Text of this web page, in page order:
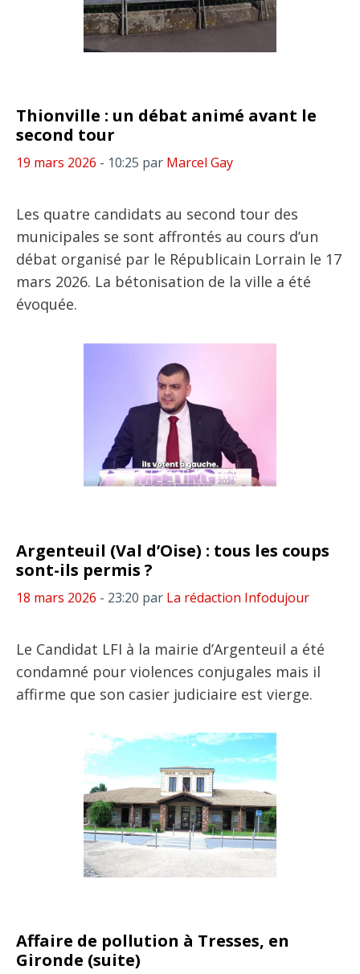
Thionville : un débat animé avant le
second tour
19 mars 2026 - 10:25 par Marcel Gay
Les quatre candidats au second tour des
municipales se sont affrontés au cours d’un
débat organisé par le Républicain Lorrain le 17
mars 2026. La bétonisation de la ville a été
évoquée.
Argenteuil (Val d’Oise) : tous les coups
sont-ils permis ?
18 mars 2026 - 23:20 par La rédaction Infodujour
Le Candidat LFI à la mairie d’Argenteuil a été
condamné pour violences conjugales mais il
affirme que son casier judiciaire est vierge.
Affaire de pollution à Tresses, en
Gironde (suite)